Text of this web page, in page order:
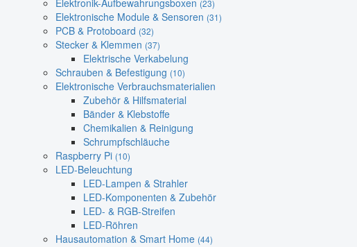
Elektronik-Aufbewahrungsboxen (23)
Elektronische Module & Sensoren (31)
PCB & Protoboard (32)
Stecker & Klemmen (37)
Elektrische Verkabelung
Schrauben & Befestigung (10)
Elektronische Verbrauchsmaterialien
Zubehör & Hilfsmaterial
Bänder & Klebstoffe
Chemikalien & Reinigung
Schrumpfschläuche
Raspberry Pi (10)
LED-Beleuchtung
LED-Lampen & Strahler
LED-Komponenten & Zubehör
LED- & RGB-Streifen
LED-Röhren
Hausautomation & Smart Home (44)